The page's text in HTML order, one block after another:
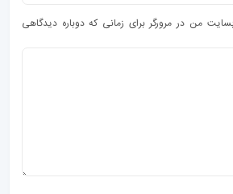
من در مرورگر برای زمانی که دوباره دیدگاهی